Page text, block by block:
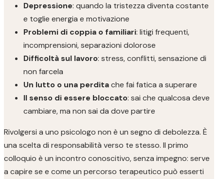
Depressione: quando la tristezza diventa costante
e toglie energia e motivazione
Problemi di coppia o familiari: litigi frequenti,
incomprensioni, separazioni dolorose
Difficoltà sul lavoro: stress, conflitti, sensazione di
non farcela
Un lutto o una perditache fai fatica a superare
Il senso di essere bloccato: sai che qualcosa deve
cambiare, ma non sai da dove partire
Rivolgersi a uno psicologo non è un segno di debolezza. È
una scelta di responsabilità verso te stesso. Il primo
colloquio è un incontro conoscitivo, senza impegno: serve
a capire se e come un percorso terapeutico può esserti